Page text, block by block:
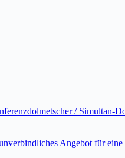
/ Simultan-
Angebot für